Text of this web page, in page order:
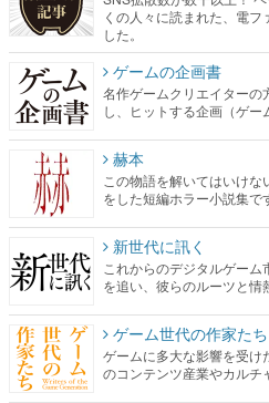
くの人々に読まれた、電フ
した。
ゲームの企画書
名作ゲームクリエイターの
し、ヒットする企画（ゲー
赫本
この物語を解いてはいけ
をした短編ホラー小説集で
新世代に訊く
これからのデジタルゲー
を追い、彼らのルーツと情
ゲーム世代の作家たち
ゲームに多大な影響を受け
のコンテンツ産業やカルチ